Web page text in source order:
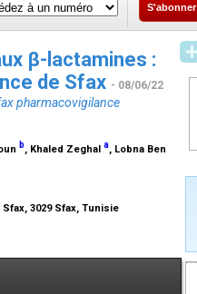
S'abonner
β-lactamines :
de Sfax - 08/06/22
pharmacovigilance
b, Khaled Zeghal a, Lobna Ben
3029 Sfax, Tunisie